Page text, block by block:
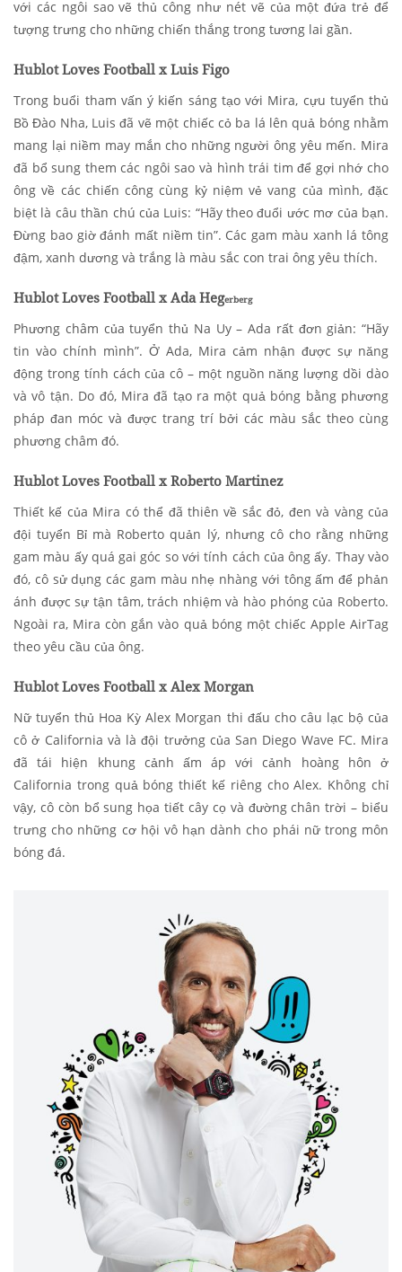
với các ngôi sao vẽ thủ công như nét vẽ của một đứa trẻ để
tượng trưng cho những chiến thắng trong tương lai gần.
Hublot Loves Football x Luis Figo
Trong buổi tham vấn ý kiến sáng tạo với Mira, cựu tuyển thủ
Bồ Đào Nha, Luis đã vẽ một chiếc cỏ ba lá lên quả bóng nhằm
mang lại niềm may mắn cho những người ông yêu mến. Mira
đã bổ sung them các ngôi sao và hình trái tim để gợi nhớ cho
ông về các chiến công cùng kỷ niệm vẻ vang của mình, đặc
biệt là câu thần chú của Luis: “Hãy theo đuổi ước mơ của bạn.
Đừng bao giờ đánh mất niềm tin”. Các gam màu xanh lá tông
đậm, xanh dương và trắng là màu sắc con trai ông yêu thích.
Hublot Loves Football x Ada Hegerberg
Phương châm của tuyển thủ Na Uy – Ada rất đơn giản: “Hãy
tin vào chính mình”. Ở Ada, Mira cảm nhận được sự năng
động trong tính cách của cô – một nguồn năng lượng dồi dào
và vô tận. Do đó, Mira đã tạo ra một quả bóng bằng phương
pháp đan móc và được trang trí bởi các màu sắc theo cùng
phương châm đó.
Hublot Loves Football x Roberto Martinez
Thiết kế của Mira có thể đã thiên về sắc đỏ, đen và vàng của
đội tuyển Bỉ mà Roberto quản lý, nhưng cô cho rằng những
gam màu ấy quá gai góc so với tính cách của ông ấy. Thay vào
đó, cô sử dụng các gam màu nhẹ nhàng với tông ấm để phản
ánh được sự tận tâm, trách nhiệm và hào phóng của Roberto.
Ngoài ra, Mira còn gắn vào quả bóng một chiếc Apple AirTag
theo yêu cầu của ông.
Hublot Loves Football x Alex Morgan
Nữ tuyển thủ Hoa Kỳ Alex Morgan thi đấu cho câu lạc bộ của
cô ở California và là đội trưởng của San Diego Wave FC. Mira
đã tái hiện khung cảnh ấm áp với cảnh hoàng hôn ở
California trong quả bóng thiết kế riêng cho Alex. Không chỉ
vậy, cô còn bổ sung họa tiết cây cọ và đường chân trời – biểu
trưng cho những cơ hội vô hạn dành cho phái nữ trong môn
bóng đá.